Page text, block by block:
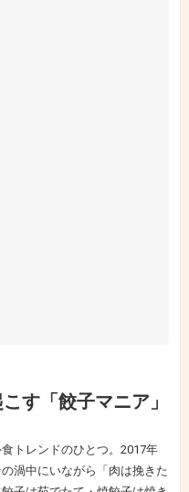
す「餃子マニア」
トレンドのひとつ。2017年
渦中にいながら「肉は挽きた